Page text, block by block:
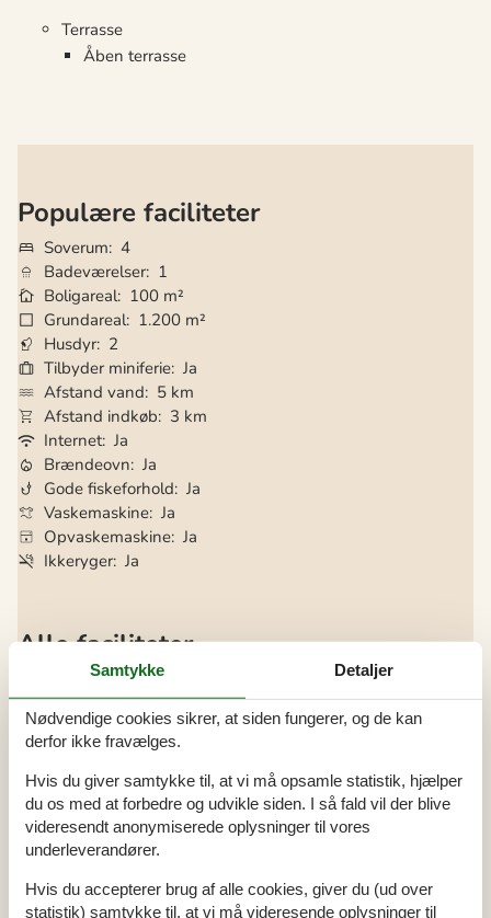
Terrasse
Åben terrasse
Populære faciliteter
Soverum 4
Badeværelser 1
Boligareal 100 m²
Grundareal 1.200 m²
Husdyr 2
Tilbyder miniferie Ja
Afstand vand
5 km
Afstand indkøb
3 km
Internet Ja
Brændeovn Ja
Gode fiskeforhold Ja
Vaskemaskine Ja
Opvaskemaskine Ja
Ikkeryger Ja
Alle faciliteter
Aktiviteter
Fiskemulighed, Hav
Bad
WC. Varmt og koldt vand
Diverse
Antal babysenge 1
Antal babystole 1
Byggemateriale: Sten
Byggeår 1900
Samtykke Detaljer
Nødvendige cookies sikrer, at siden fungerer, og de kan
derfor ikke fravælges.
Hvis du giver samtykke til, at vi må opsamle statistik, hjælper
du os med at forbedre og udvikle siden. I så fald vil der blive
videresendt anonymiserede oplysninger til vores
underleverandører.
Hvis du accepterer brug af alle cookies, giver du (ud over
statistik) samtykke til, at vi må videresende oplysninger til